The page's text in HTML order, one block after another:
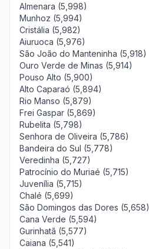
Almenara (5,998)
Munhoz (5,994)
Cristália (5,982)
Aiuruoca (5,976)
São João do Manteninha (5,918)
Ouro Verde de Minas (5,914)
Pouso Alto (5,900)
Alto Caparaó (5,894)
Rio Manso (5,879)
Frei Gaspar (5,869)
Rubelita (5,798)
Senhora de Oliveira (5,786)
Bandeira do Sul (5,778)
Veredinha (5,727)
Patrocínio do Muriaé (5,715)
Juvenília (5,715)
Chalé (5,699)
São Domingos das Dores (5,658)
Cana Verde (5,594)
Gurinhatã (5,577)
Caiana (5,541)